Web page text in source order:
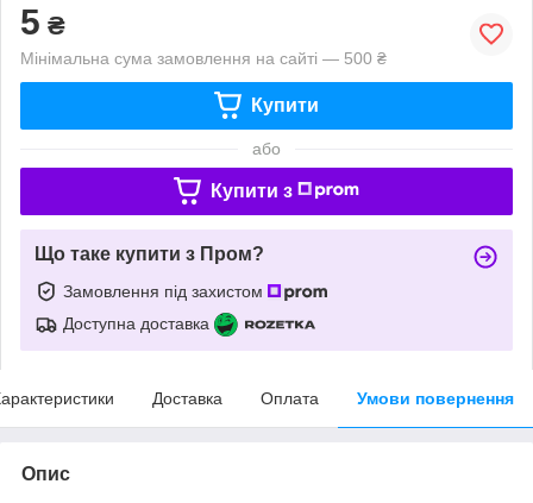
5 ₴
Мінімальна сума замовлення на сайті — 500 ₴
Купити
або
Купити з
Що таке купити з Пром?
Замовлення під захистом
Доступна доставка
Доставка Оплата Умови повернення
Опис